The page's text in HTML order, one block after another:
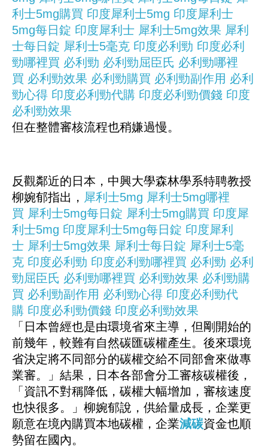
利士5mg購買 印度犀利士5mg 印度犀利士
5mg每日錠 印度犀利士 犀利士5mg效果 犀利
士每日錠 犀利士5毫克 印度必利勁 印度必利
勁哪裡買 必利勁 必利勁屈臣氏 必利勁哪裡
買 必利勁效果 必利勁購買 必利勁副作用 必利
勁心得 印度必利勁代購 印度必利勁價錢 印度
必利勁效果
但在整體審核流程也稍嫌過慢。
反觀鄰近的日本，中興大學森林學系特聘教授
柳婉郁指出， 犀利士5mg 犀利士5mg哪裡
買 犀利士5mg每日錠 犀利士5mg購買 印度犀
利士5mg 印度犀利士5mg每日錠 印度犀利
士 犀利士5mg效果 犀利士每日錠 犀利士5毫
克 印度必利勁 印度必利勁哪裡買 必利勁 必利
勁屈臣氏 必利勁哪裡買 必利勁效果 必利勁購
買 必利勁副作用 必利勁心得 印度必利勁代
購 印度必利勁價錢 印度必利勁效果
「日本曾經也是由環境省來主導，但剛開始的
前幾年，較難有自然碳匯碳權產生。後來環境
省決定將不同部分的碳權交給不同部會來做專
業審。」結果，日本各部會分工審核碳權後，
「資訊不對稱降低，碳權大幅增加，審核速度
也快很多。」柳婉郁說，供給量成長，企業更
願意在境內購買本地碳權，企業減碳資金也順
勢留在國內。